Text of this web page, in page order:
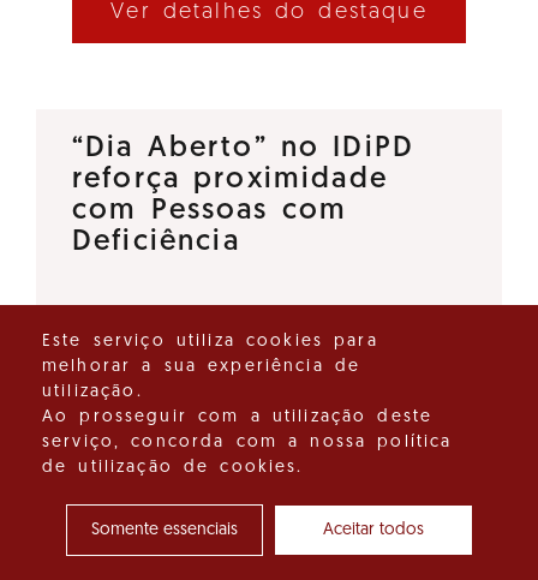
Ver detalhes do destaque
“Dia Aberto” no IDiPD
reforça proximidade
com Pessoas com
Deficiência
Pessoas com Deficiência (IDiPD)
lançou a iniciativa “Dia Aberto”,
um espaço de diálogo direto
que tem como objetivo
reforçar a proximidade entre…
Ver detalhes do destaque
Este serviço utiliza cookies para
melhorar a sua experiência de
utilização.
Ao prosseguir com a utilização deste
serviço, concorda com a nossa política
de utilização de cookies.
Somente essenciais Aceitar todos